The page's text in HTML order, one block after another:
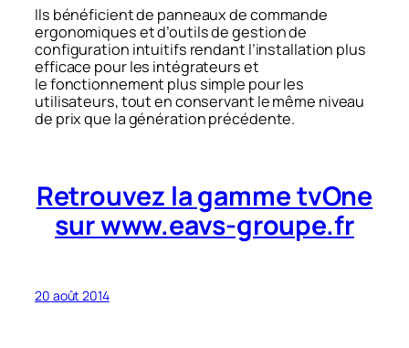
Ils bénéficient de panneaux de commande
ergonomiques et d’outils de gestion de
configuration intuitifs rendant l’installation plus
efficace pour les intégrateurs et
le fonctionnement plus simple pour les
utilisateurs, tout en conservant le même niveau
de prix que la génération précédente.
Retrouvez la gamme tvOne
sur www.eavs-groupe.fr
20 août 2014